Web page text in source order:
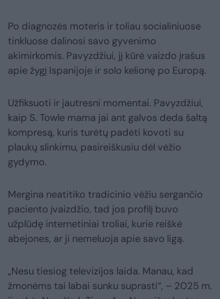
Po diagnozės moteris ir toliau socialiniuose
tinkluose dalinosi savo gyvenimo
akimirkomis. Pavyzdžiui, jį kūrė vaizdo įrašus
apie žygį Ispanijoje ir solo kelionę po Europą.
Užfiksuoti ir jautresni momentai. Pavyzdžiui,
kaip S. Towle mama jai ant galvos deda šaltą
kompresą, kuris turėtų padėti kovoti su
plaukų slinkimu, pasireiškusiu dėl vėžio
gydymo.
Mergina neatitiko tradicinio vėžiu sergančio
paciento įvaizdžio, tad jos profilį buvo
užplūdę internetiniai troliai, kurie reiškė
abejones, ar ji nemeluoja apie savo ligą.
„Nesu tiesiog televizijos laida. Manau, kad
žmonėms tai labai sunku suprasti“, – 2025 m.